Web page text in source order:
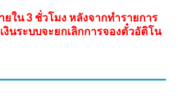
ใน 3 ชั่วโมง หลังจากทำรายการ
งินระบบจะยกเลิกการจองตั๋วอัติโน